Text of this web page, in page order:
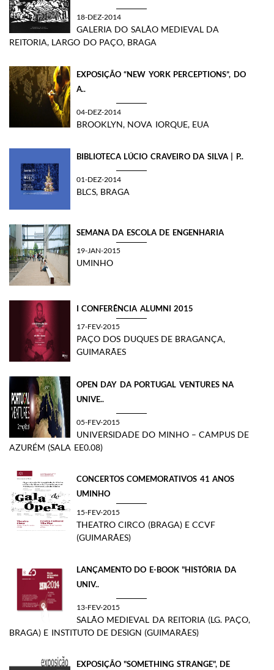
18-DEZ-2014
GALERIA DO SALÃO MEDIEVAL DA
REITORIA, LARGO DO PAÇO, BRAGA
EXPOSIÇÃO “NEW YORK PERCEPTIONS”, DO
A..
04-DEZ-2014
BROOKLYN, NOVA IORQUE, EUA
BIBLIOTECA LÚCIO CRAVEIRO DA SILVA | P..
01-DEZ-2014
BLCS, BRAGA
SEMANA DA ESCOLA DE ENGENHARIA
19-JAN-2015
UMINHO
I CONFERÊNCIA ALUMNI 2015
17-FEV-2015
PAÇO DOS DUQUES DE BRAGANÇA,
GUIMARÃES
OPEN DAY DA PORTUGAL VENTURES NA
UNIVE..
05-FEV-2015
UNIVERSIDADE DO MINHO – CAMPUS DE
AZURÉM (SALA EE0.08)
CONCERTOS COMEMORATIVOS 41 ANOS
UMINHO
15-FEV-2015
THEATRO CIRCO (BRAGA) E CCVF
(GUIMARÃES)
LANÇAMENTO DO E-BOOK "HISTÓRIA DA
UNIV..
13-FEV-2015
SALÃO MEDIEVAL DA REITORIA (LG. PAÇO,
BRAGA) E INSTITUTO DE DESIGN (GUIMARÃES)
EXPOSIÇÃO "SOMETHING STRANGE", DE